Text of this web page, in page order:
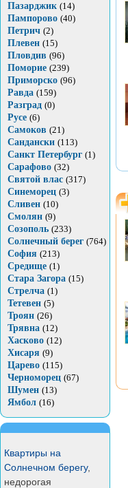
Пазарджик (14)
Пампорово (40)
Петрич (2)
Плевен (15)
Пловдив (96)
Поморие (239)
Приморско (96)
Равда (159)
Разград (0)
Русе (6)
Самоков (21)
Сандански (113)
Санкт Петербург (1)
Сарафово (32)
Святой влас (317)
Синеморец (3)
Сливен (10)
Смолян (9)
Созополь (233)
Солнечный берег (764)
София (213)
Средище (1)
Стара Загора (15)
Стрелча (1)
Тетевен (5)
Троян (26)
Трявна (12)
Хасково (12)
Хисаря (9)
Царево (115)
Черноморец (67)
Шумен (13)
Ямбол (16)
Квартиры на
Солнечном берегу,
недорогая